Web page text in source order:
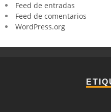
Feed de entradas
Feed de comentarios
WordPress.org